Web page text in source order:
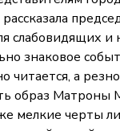
слабовидящих и
знаковое
читается, а
образ Матроны
мелкие черты